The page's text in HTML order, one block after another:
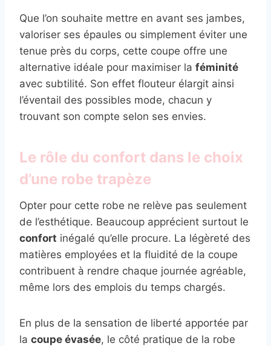
Que l’on souhaite mettre en avant ses jambes,
valoriser ses épaules ou simplement éviter une
tenue près du corps, cette coupe offre une
alternative idéale pour maximiser la féminité
avec subtilité. Son effet flouteur élargit ainsi
l’éventail des possibles mode, chacun y
trouvant son compte selon ses envies.
Le rôle du confort dans le choix
d’une robe trapèze
Opter pour cette robe ne relève pas seulement
de l’esthétique. Beaucoup apprécient surtout le
confort inégalé qu’elle procure. La légèreté des
matières employées et la fluidité de la coupe
contribuent à rendre chaque journée agréable,
même lors des emplois du temps chargés.
En plus de la sensation de liberté apportée par
la coupe évasée, le côté pratique de la robe